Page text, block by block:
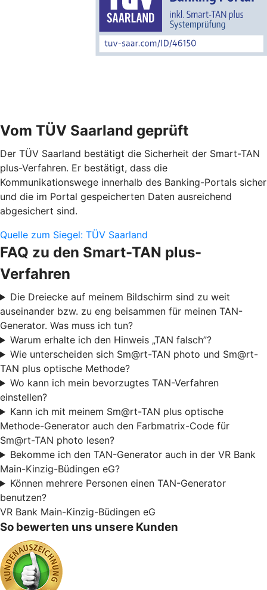
Vom TÜV Saarland geprüft
Der TÜV Saarland bestätigt die Sicherheit der Smart-TAN
plus-Verfahren. Er bestätigt, dass die
Kommunikationswege innerhalb des Banking-Portals sicher
und die im Portal gespeicherten Daten ausreichend
abgesichert sind.
Quelle zum Siegel: TÜV Saarland
FAQ zu den Smart-TAN plus-
Verfahren
Die Dreiecke auf meinem Bildschirm sind zu weit
auseinander bzw. zu eng beisammen für meinen TAN-
Generator. Was muss ich tun?
Warum erhalte ich den Hinweis „TAN falsch”?
Wie unterscheiden sich Sm@rt-TAN photo und Sm@rt-
TAN plus optische Methode?
Wo kann ich mein bevorzugtes TAN-Verfahren
einstellen?
Kann ich mit meinem Sm@rt-TAN plus optische
Methode-Generator auch den Farbmatrix-Code für
Sm@rt-TAN photo lesen?
Bekomme ich den TAN-Generator auch in der VR Bank
Main-Kinzig-Büdingen eG?
Können mehrere Personen einen TAN-Generator
benutzen?
VR Bank Main-Kinzig-Büdingen eG
So bewerten uns unsere Kunden